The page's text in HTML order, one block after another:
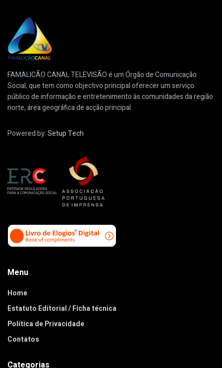
FAMALICÃO CANAL TELEVISÃO é um Órgão de Comunicação
Social, que tem como objectivo principal oferecer um serviço
público de informação e entretenimento às comunidades da região
norte, área geográfica de acção principal.
Powered by:Setup Tech
Menu
Home
Estatuto Editorial / Ficha técnica
Política de Privacidade
Contatos
Categorias